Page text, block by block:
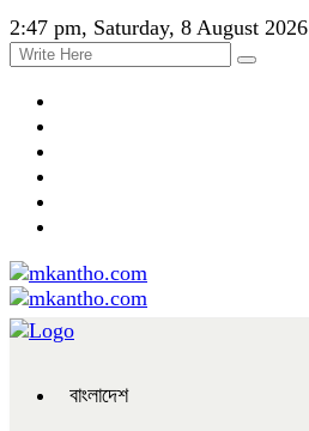
2:47 pm, Saturday, 8 August 2026
বাংলাদেশ